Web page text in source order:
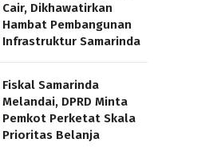
Cair, Dikhawatirkan
Hambat Pembangunan
Infrastruktur Samarinda
Fiskal Samarinda
Melandai, DPRD Minta
Pemkot Perketat Skala
Prioritas Belanja